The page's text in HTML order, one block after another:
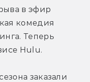
в эфир
комедия
Теперь
Hulu.
заказали